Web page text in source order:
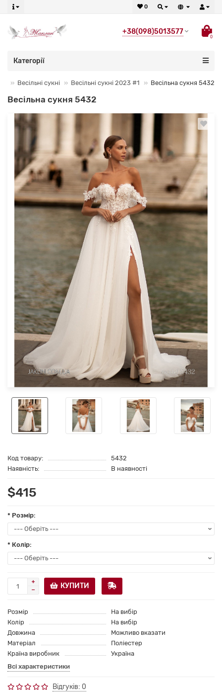
0
+38(098)5013577
0
Категорії
Весільні сукні Весільні сукні 2023 #1 Весільна сукня 5432
Весільна сукня 5432
Код товару:
5432
Наявність:
В наявності
$415
* Розмір:
* Колір:
КУПИТИ
Розмір
На вибір
Колір
На вибір
Довжина
Можливо вказати
Матеріал
Поліестер
Країна виробник
Україна
Всі характеристики
Відгуків: 0